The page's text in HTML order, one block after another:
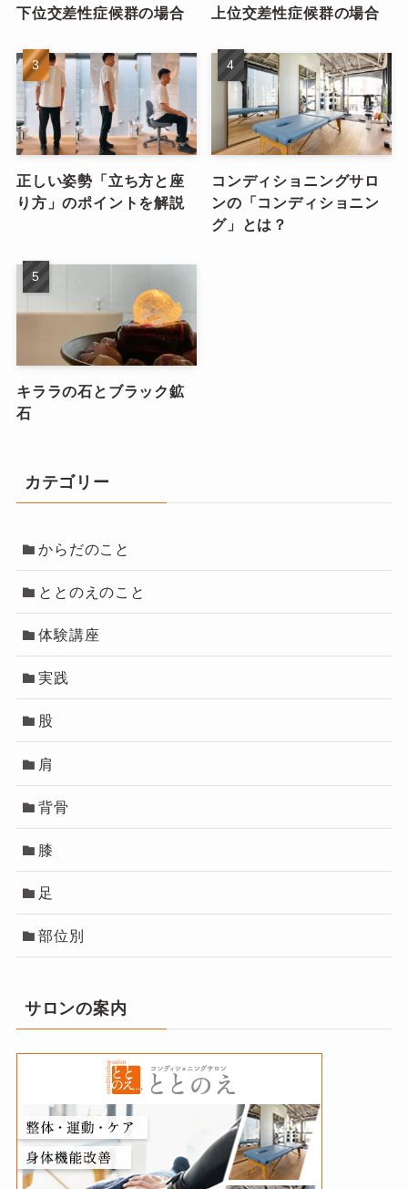
下位交差性症候群の場合
上位交差性症候群の場合
正しい姿勢「立ち方と座
り方」のポイントを解説
コンディショニングサロ
ンの「コンディショニン
グ」とは？
キララの石とブラック鉱
石
カテゴリー
からだのこと
ととのえのこと
体験講座
実践
股
肩
背骨
膝
足
部位別
サロンの案内